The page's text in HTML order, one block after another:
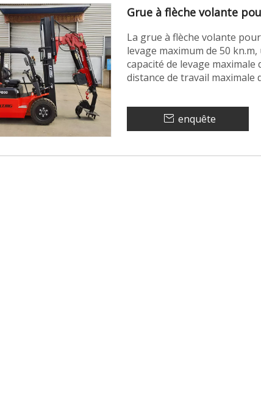
Grue à flèche volante
La grue à flèche volante
levage maximum de 50
capacité de levage
distance de travail maximale
enquête